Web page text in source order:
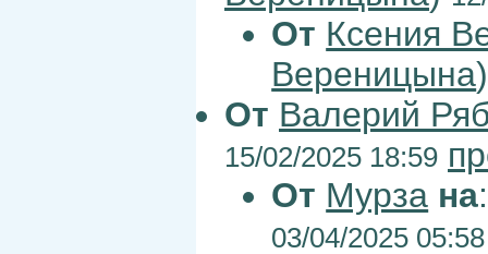
От Ксения
Вереницына
От Валерий
15/02/2025 18:59
От Мурза на
03/04/2025 05:58